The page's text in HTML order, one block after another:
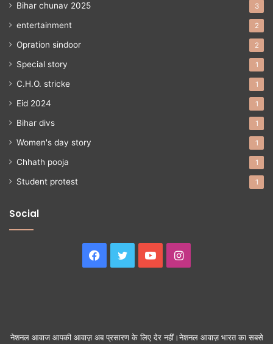
Bihar chunav 2025 3
entertainment 2
Opration sindoor 2
Special story 1
C.H.O. stricke 1
Eid 2024 1
Bihar divs 1
Women's day story 1
Chhath pooja 1
Student protest 1
Social
Facebook
Twitter YouTubeInstagram
नेशनल आवाज आपकी आवाज़ अब प्रसारण के लिए देर नहीं।नेशनल आवाज़ भारत का सबसे